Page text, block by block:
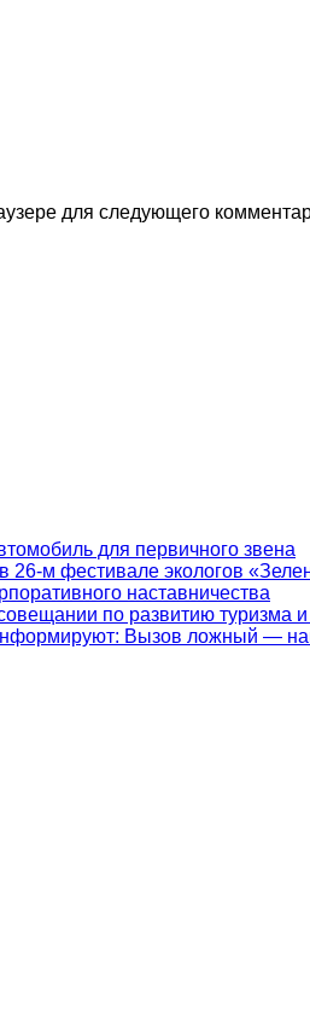
для следующего
для первичного звена
26-м фестивале экологов
наставничества
по развитию туризма
Вызов ложный —